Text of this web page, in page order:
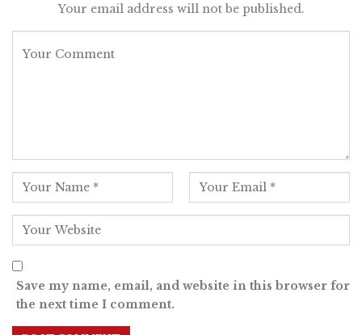
Your email address will not be published.
Save my name, email, and website in this browser for
the next time I comment.